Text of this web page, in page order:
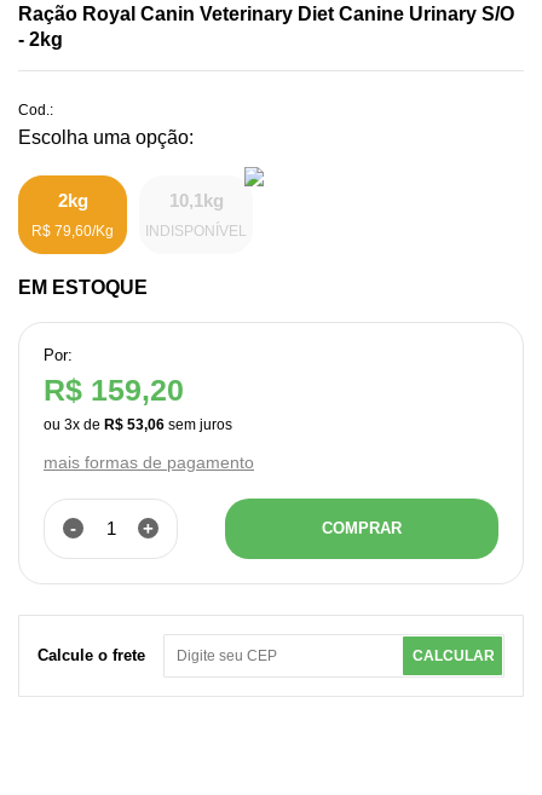
Ração Royal Canin Veterinary Diet Canine Urinary S/O
- 2kg
Cod.:
2kg
R$ 79,60/Kg
10,1kg
INDISPONÍVEL
EM ESTOQUE
Por:
R$ 159,20
ou 3x de R$ 53,06
mais formas de pagamento
- + COMPRAR
Calcule o frete CALCULAR